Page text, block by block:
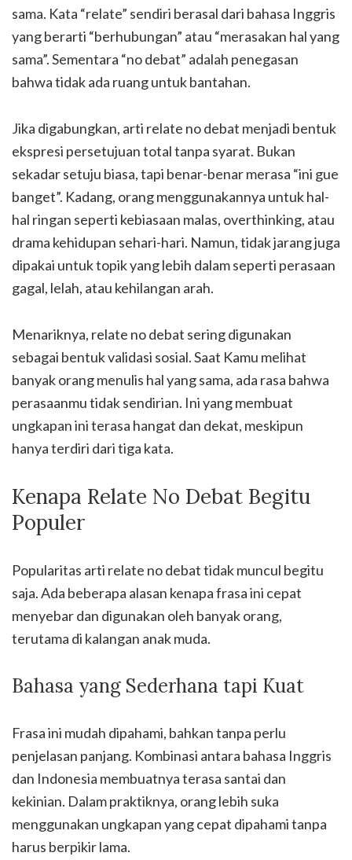
sama. Kata “relate” sendiri berasal dari bahasa Inggris
yang berarti “berhubungan” atau “merasakan hal yang
sama”. Sementara “no debat” adalah penegasan
bahwa tidak ada ruang untuk bantahan.
Jika digabungkan, arti relate no debat menjadi bentuk
ekspresi persetujuan total tanpa syarat. Bukan
sekadar setuju biasa, tapi benar-benar merasa “ini gue
banget”. Kadang, orang menggunakannya untuk hal-
hal ringan seperti kebiasaan malas, overthinking, atau
drama kehidupan sehari-hari. Namun, tidak jarang juga
dipakai untuk topik yang lebih dalam seperti perasaan
gagal, lelah, atau kehilangan arah.
Menariknya, relate no debat sering digunakan
sebagai bentuk validasi sosial. Saat Kamu melihat
banyak orang menulis hal yang sama, ada rasa bahwa
perasaanmu tidak sendirian. Ini yang membuat
ungkapan ini terasa hangat dan dekat, meskipun
hanya terdiri dari tiga kata.
Kenapa Relate No Debat Begitu
Populer
Popularitas arti relate no debat tidak muncul begitu
saja. Ada beberapa alasan kenapa frasa ini cepat
menyebar dan digunakan oleh banyak orang,
terutama di kalangan anak muda.
Bahasa yang Sederhana tapi Kuat
Frasa ini mudah dipahami, bahkan tanpa perlu
penjelasan panjang. Kombinasi antara bahasa Inggris
dan Indonesia membuatnya terasa santai dan
kekinian. Dalam praktiknya, orang lebih suka
menggunakan ungkapan yang cepat dipahami tanpa
harus berpikir lama.